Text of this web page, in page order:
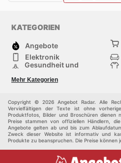
KATEGORIEN
Angebote
Elektronik
Gesundheit und
Sportartikel und
Sportbekleidung
Einkaufzentren
Mehr Kategorien
Copyright © 2026 Angebot Radar. Alle
Vervielfältigen der Texte ist ohne
Produktfotos, Bilder und Broschüren dienen
Preise stammen von offiziellen Händlern,
Angebote gelten ab und bis zum
Zweck dieser Website ist informativ und
Produkte zu beanspruchen. Die Preise können